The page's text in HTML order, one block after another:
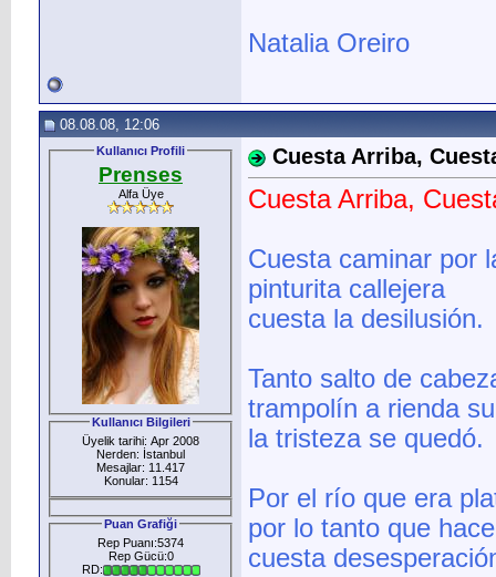
Natalia Oreiro
08.08.08, 12:06
Kullanıcı Profili
Prenses
Alfa Üye
Kullanıcı Bilgileri
Üyelik tarihi: Apr 2008
Nerden: İstanbul
Mesajlar: 11.417
Konular: 1154
Puan Grafiği
Rep Puanı:5374
Rep Gücü:0
RD:
Cuesta Arriba,
Cuesta Arriba,
Cuesta caminar por
pinturita callejera
cuesta la desilusión.
Tanto salto de
trampolín a rienda
la tristeza se quedó.
Por el río que era
por lo tanto que
cuesta